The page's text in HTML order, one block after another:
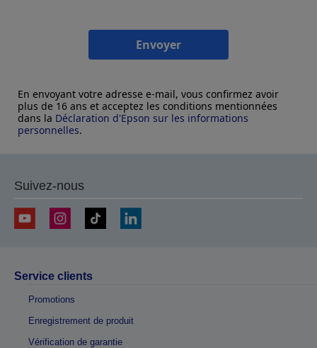
Envoyer
En envoyant votre adresse e-mail, vous confirmez avoir
plus de 16 ans et acceptez les conditions mentionnées
dans la Déclaration d'Epson sur les informations
personnelles.
Suivez-nous
Service clients
Promotions
Enregistrement de produit
Vérification de garantie